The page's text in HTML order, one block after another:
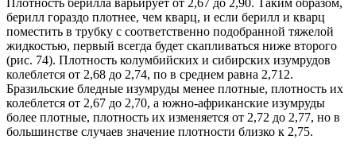
Плотность берилла варьирует от 2,67 до 2,90. Таким образом,
берилл гораздо плотнее, чем кварц, и если берилл и кварц
поместить в трубку с соответственно подобранной тяжелой
жидкостью, первый всегда будет скапливаться ниже второго
(рис. 74). Плотность колумбийских и сибирских изумрудов
колеблется от 2,68 до 2,74, по в среднем равна 2,712.
Бразильские бледные изумруды менее плотные, плотность их
колеблется от 2,67 до 2,70, а южно-африканские изумруды
более плотные, плотность их изменяется от 2,72 до 2,77, но в
большинстве случаев значение плотности близко к 2,75.